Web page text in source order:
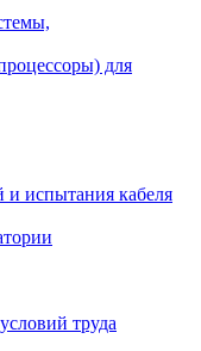
для
испытания кабеля
труда